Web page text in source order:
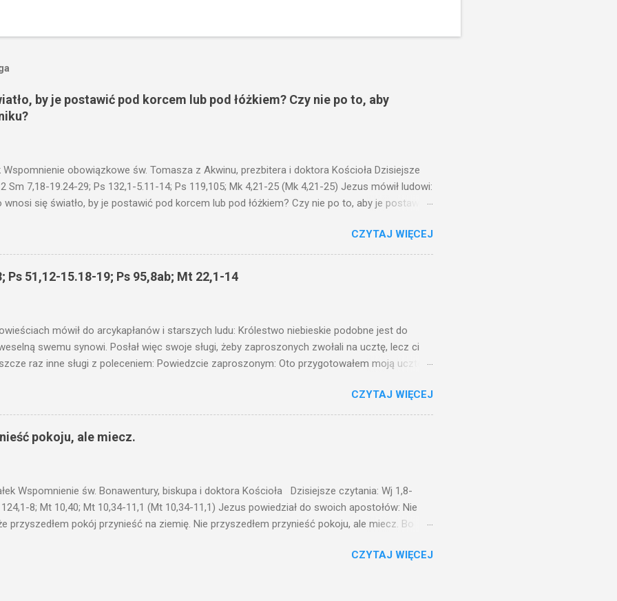
by je postawić pod korcem lub pod łóżkiem? Czy nie po to, aby
Wspomnienie obowiązkowe św. Tomasza z Akwinu, prezbitera i doktora Kościoła Dzisiejsze
Sm 7,18-19.24-29; Ps 132,1-5.11-14; Ps 119,105; Mk 4,21-25 (Mk 4,21-25) Jezus mówił ludowi:
wnosi się światło, by je postawić pod korcem lub pod łóżkiem? Czy nie po to, aby je postawić
I mówił im: Uważajcie na to, czego słuchacie. Taką samą miarą, jaką wy mierzycie,
i jeszcze wam dołożą. Bo kto ma, temu będzie dane; a kto nie ma, pozbawią go i tego, co
fragmencie z Ewangelii Jezus kontynuuje przypowieści.... Czy po to wnosi się światło,
pod korcem lub pod łóżkiem? Czy nie po to, aby je postawić na świeczniku? Nie ma
CZYTAJ WIĘCEJ
Ps 51,12-15.18-19; Ps 95,8ab; Mt 22,1-14
mówił do arcykapłanów i starszych ludu: Królestwo niebieskie podobne jest do
swemu synowi. Posłał więc swoje sługi, żeby zaproszonych zwołali na ucztę, lecz ci
raz inne sługi z poleceniem: Powiedzcie zaproszonym: Oto przygotowałem moją ucztę:
a inni pochwycili jego sługi i znieważywszy [ich], pozabijali. Na to król uniósł się
i kazał wytracić owych zabójców, a miasto ich spalić. Wtedy rzekł swoim sługom: Uczta
nie byli jej godni. Idźcie więc na rozstajne drogi i zaproście na ucztę wszystkich,
wyszli na drogi i sprowadzili wszystkich, których napotkali: złych i dobrych. I sala zapełniła się
się pr...
CZYTAJ WIĘCEJ
pokoju, ale miecz.
Wspomnienie św. Bonawentury, biskupa i doktora Kościoła Dzisiejsze czytania: Wj 1,8-
124,1-8; Mt 10,40; Mt 10,34-11,1 (Mt 10,34-11,1) Jezus powiedział do swoich apostołów: Nie
przyszedłem pokój przynieść na ziemię. Nie przyszedłem przynieść pokoju, ale miecz. Bo
jego domownicy. Kto kocha ojca lub matkę bardziej niż Mnie, nie jest Mnie godzien. I kto kocha
CZYTAJ WIĘCEJ